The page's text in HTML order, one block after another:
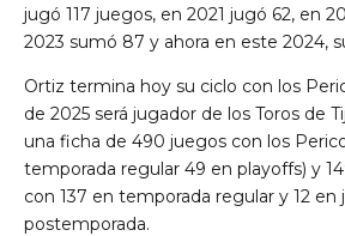
jugó 117 juegos, en 2021 jugó 62, en
2023 sumó 87 y ahora en este 2024,
Ortiz termina hoy su ciclo con los
de 2025 será jugador de los Toros de
una ficha de 490 juegos con los
temporada regular 49 en playoffs) y
con 137 en temporada regular y 12 en
postemporada.